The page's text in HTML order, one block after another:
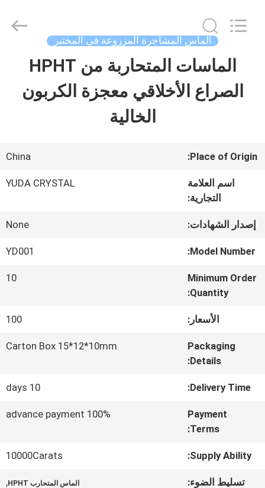
مسكن
معلومات
جولة
في
المعمل
مراقبة
الجودة
اتصل
أخبار
Crystal
الماس المشاجرة المزروعة في المختبر
الماسات المتحاربة من HPHT
الصراع الأخلاقي معجزة الكربون
الخالية
Place of Origin:
China
اسم العلامة
التجارية:
YUDA CRYSTAL
إصدار الشهادات: None
Model Number:
YD001
Minimum Order
Quantity:
10
الأسعار: 100
Packaging
Details:
Carton Box 15*12*10mm
Delivery Time:
10 days
Payment
Terms:
100% advance payment
Supply Ability:
10000Carats
تسليط الضوء: الماس المتحارب HPHT ,